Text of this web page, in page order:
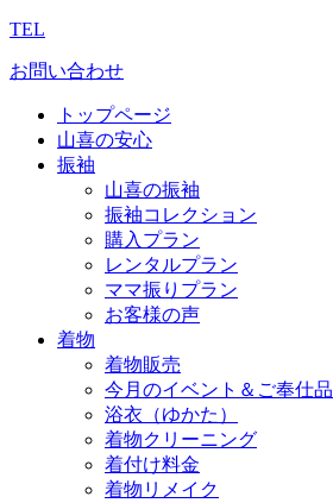
TEL
お問い合わせ
トップページ
山喜の安心
振袖
山喜の振袖
振袖コレクション
購入プラン
レンタルプラン
ママ振りプラン
お客様の声
着物
着物販売
今月のイベント＆ご奉仕品
浴衣（ゆかた）
着物クリーニング
着付け料金
着物リメイク